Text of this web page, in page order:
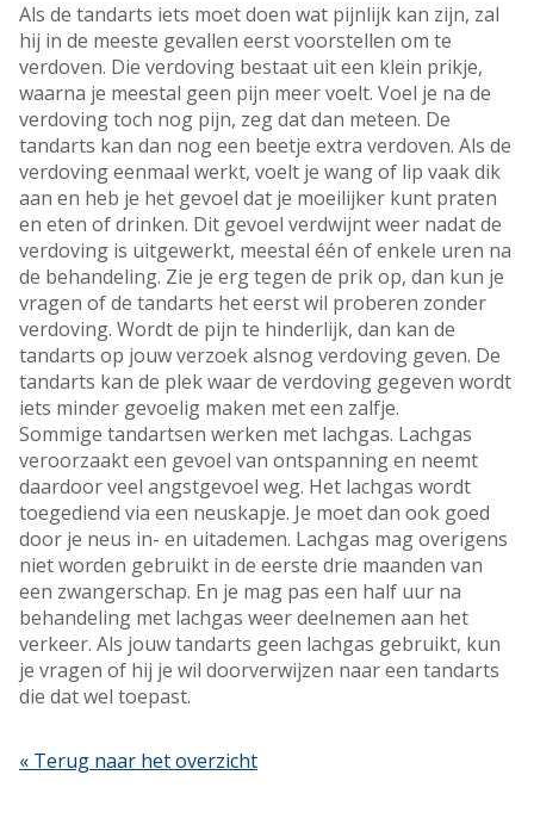
Als de tandarts iets moet doen wat pijnlijk kan zijn, zal
hij in de meeste gevallen eerst voorstellen om te
verdoven. Die verdoving bestaat uit een klein prikje,
waarna je meestal geen pijn meer voelt. Voel je na de
verdoving toch nog pijn, zeg dat dan meteen. De
tandarts kan dan nog een beetje extra verdoven. Als de
verdoving eenmaal werkt, voelt je wang of lip vaak dik
aan en heb je het gevoel dat je moeilijker kunt praten
en eten of drinken. Dit gevoel verdwijnt weer nadat de
verdoving is uitgewerkt, meestal één of enkele uren na
de behandeling. Zie je erg tegen de prik op, dan kun je
vragen of de tandarts het eerst wil proberen zonder
verdoving. Wordt de pijn te hinderlijk, dan kan de
tandarts op jouw verzoek alsnog verdoving geven. De
tandarts kan de plek waar de verdoving gegeven wordt
iets minder gevoelig maken met een zalfje.
Sommige tandartsen werken met lachgas. Lachgas
veroorzaakt een gevoel van ontspanning en neemt
daardoor veel angstgevoel weg. Het lachgas wordt
toegediend via een neuskapje. Je moet dan ook goed
door je neus in- en uitademen. Lachgas mag overigens
niet worden gebruikt in de eerste drie maanden van
een zwangerschap. En je mag pas een half uur na
behandeling met lachgas weer deelnemen aan het
verkeer. Als jouw tandarts geen lachgas gebruikt, kun
je vragen of hij je wil doorverwijzen naar een tandarts
die dat wel toepast.
« Terug naar het overzicht